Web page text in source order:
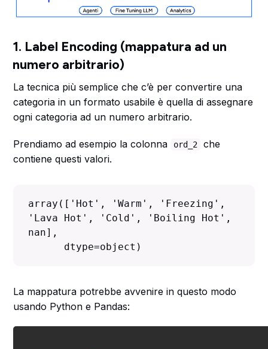
1. Label Encoding (mappatura ad un
numero arbitrario)
La tecnica più semplice che c’è per convertire una
categoria in un formato usabile è quella di assegnare
ogni categoria ad un numero arbitrario.
Prendiamo ad esempio la colonna ord_2
che
contiene questi valori.
array(['Hot', 'Warm', 'Freezing',
'Lava Hot', 'Cold', 'Boiling Hot',
nan],
La mappatura potrebbe avvenire in questo modo
usando Python e Pandas: